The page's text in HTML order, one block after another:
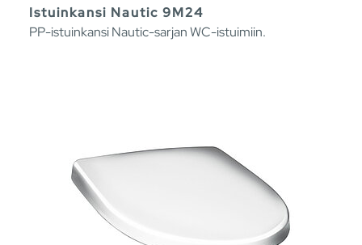
Istuinkansi Nautic 9M24
PP-istuinkansi Nautic-sarjan WC-istuimiin.